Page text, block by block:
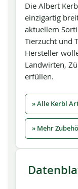
Die Albert
einzigartig
aktuellem
Tierzucht und
Hersteller
Landwirten,
erfüllen.
» Alle Kerbl
» Mehr